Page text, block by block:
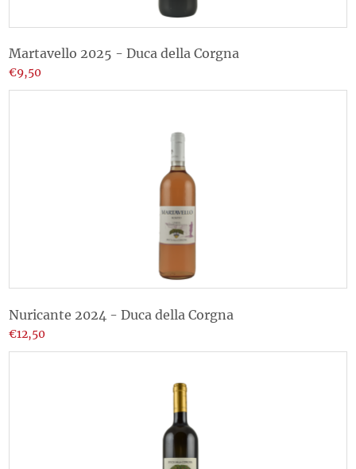
Martavello 2025 - Duca della Corgna
€9,50
Nuricante 2024 - Duca della Corgna
€12,50